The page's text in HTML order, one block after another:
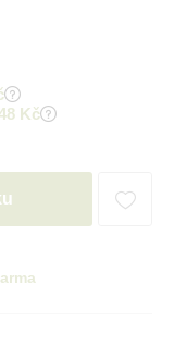
Kč